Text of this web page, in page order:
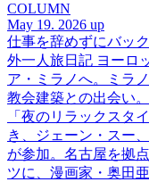
COLUMN
May 19. 2026 up
仕事を辞めずにバッ
外一人旅日記 ヨーロ
ア・ミラノへ。ミラ
教会建築との出会い。
「夜のリラックスタ
き、ジェーン・スー
が参加。名古屋を拠
ツに、漫画家・奥田